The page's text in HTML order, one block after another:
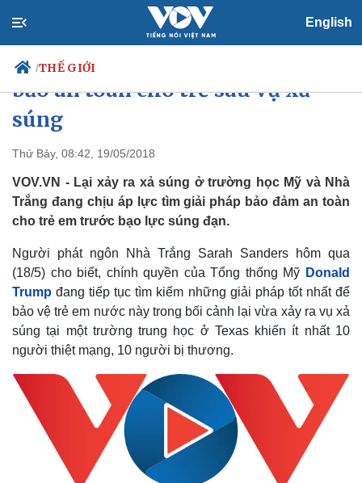
English
/THẾ GIỚI
Chính trị
Tổ chức nhân sự
Quốc hội
Nhận diện sự thật
Tin 24h
Dự báo thời tiết
Giáo dục
Dấu ấn VOV
Biển đảo
Nhà Trắng tìm giải pháp đảm
bảo an toàn cho trẻ sau vụ xả
súng
Thứ Bảy, 08:42, 19/05/2018
VOV.VN - Lại xảy ra xả súng ở trường học Mỹ và Nhà
Trắng đang chịu áp lực tìm giải pháp bảo đảm an toàn
cho trẻ em trước bạo lực súng đạn.
Người phát ngôn Nhà Trắng Sarah Sanders hôm qua
(18/5) cho biết, chính quyền của Tổng thống Mỹ Donald
Trump đang tiếp tục tìm kiếm những giải pháp tốt nhất để
bảo vệ trẻ em nước này trong bối cảnh lại vừa xảy ra vụ xả
súng tại một trường trung học ở Texas khiến ít nhất 10
người thiệt mạng, 10 người bị thương.